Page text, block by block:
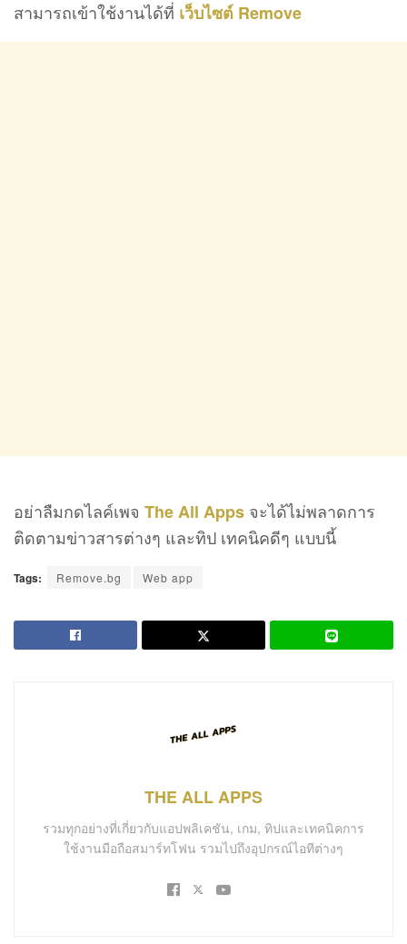
สามารถเข้าใช้งานได้ที่ เว็บไซต์ Remove
อย่าลืมกดไลค์เพจ The All Apps จะได้ไม่พลาดการ
ติดตามข่าวสารต่างๆ และทิป เทคนิคดีๆ แบบนี้
Tags: Remove.bg Web app
THE ALL APPS
รวมทุกอย่างที่เกี่ยวกับแอปพลิเคชัน, เกม, ทิปและเทคนิคการ
ใช้งานมือถือสมาร์ทโฟน รวมไปถึงอุปกรณ์ไอทีต่างๆ